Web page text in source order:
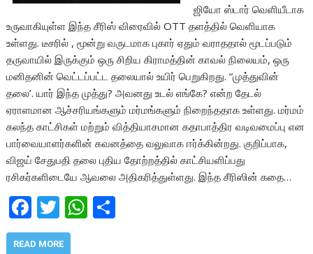
ஜியோ ஸ்டார் வெளியீடாக
உருவாகியுள்ள இந்த சீரிஸ் விரைவில் OTT தளத்தில் வெளியாக
உள்ளது. டீசரில் , மூன்று வருடமாக புகார் ஏதும் வராததால் மூடப்படும்
தருவாயில் இருக்கும் ஒரு சிறிய கிராமத்தின் காவல் நிலையம், ஒரு
மனிதனின் வெட்டப்பட்ட தலையால் உயிர் பெறுகிறது. “முத்துவின்
தலை’. யார் இந்த முத்து? அவனது உடல் எங்கே? என்ற தேடல்
ஏராளமான ஆச்சரியங்களும் மர்மங்களும் நிறைந்ததாக உள்ளது. மர்மம்
கலந்த காட்சிகள் மற்றும் வித்தியாசமான கதாபாத்திர வடிவமைப்பு என
பார்வையாளர்களின் கவனத்தை வலுவாக ஈர்க்கின்றது. குறிப்பாக,
விஜய் சேதுபதி தலை புதிய தோற்றத்தில் காட்சியளிப்பது
ரசிகர்களிடையே ஆவலை அதிகரித்துள்ளது. இந்த சீரிஸின் கதை…
F
ac
T
w
W
h
READ MORE